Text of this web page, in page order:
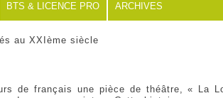
BTS & LICENCE PRO ARCHIVES
au XXIème siècle
de français une pièce de théâtre, « La